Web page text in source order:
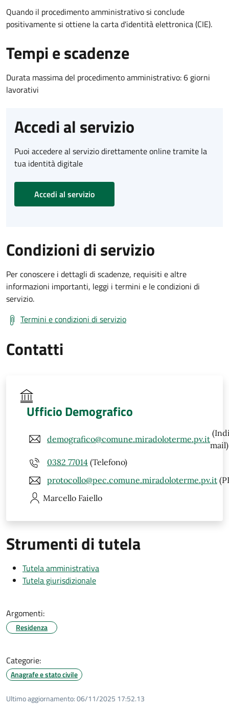
Quando il procedimento amministrativo si conclude
positivamente si ottiene la carta d'identità elettronica (CIE).
Tempi e scadenze
Durata massima del procedimento amministrativo: 6 giorni
lavorativi
Accedi al servizio
Puoi accedere al servizio direttamente online tramite la
tua identità digitale
Accedi al servizio
Condizioni di servizio
Per conoscere i dettagli di scadenze, requisiti e altre
informazioni importanti, leggi i termini e le condizioni di
servizio.
Termini e condizioni di servizio
Contatti
Ufficio Demografico
demografico@comune.miradoloterme.pv.it
mail)
0382 77014 (Telefono)
protocollo@pec.comune.miradoloterme.pv.it
Marcello Faiello
Strumenti di tutela
Tutela amministrativa
Tutela giurisdizionale
Argomenti:
Residenza
Categorie:
Anagrafe e stato civile
Ultimo aggiornamento:06/11/2025 17:52.13